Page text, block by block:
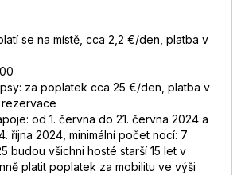
se na místě, cca 2,2 €/den, platba v
za poplatek cca 25 €/den, platba v
od 1. června do 21. června 2024 a
října 2024, minimální počet nocí: 7
budou všichni hosté starší 15 let v
platit poplatek za mobilitu ve výši